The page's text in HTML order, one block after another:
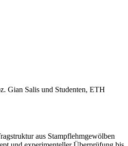
Gian Salis und Studenten, ETH
aus Stampflehmgewölben